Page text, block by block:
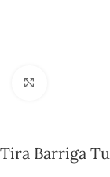
Tira Barriga